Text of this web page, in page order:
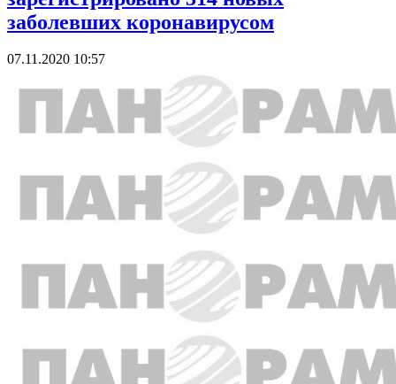
заболевших коронавирусом
07.11.2020 10:57